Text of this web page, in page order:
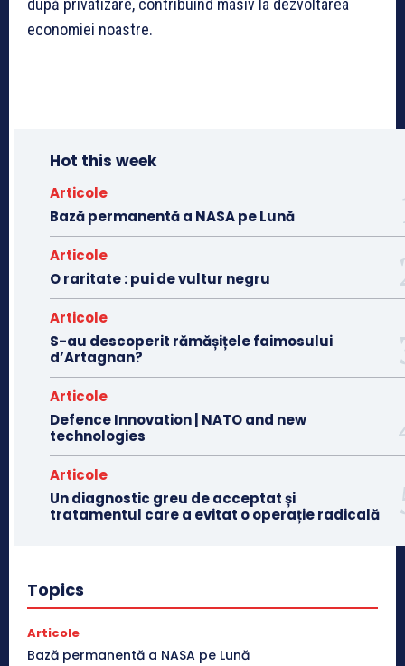
după privatizare, contribuind masiv la dezvoltarea
economiei noastre.
Hot this week
Articole
Bază permanentă a NASA pe Lună
Articole
O raritate : pui de vultur negru
Articole
S-au descoperit rămășițele faimosului
d’Artagnan?
Articole
Defence Innovation | NATO and new
technologies
Articole
Un diagnostic greu de acceptat și
tratamentul care a evitat o operație radicală
Topics
Articole
Bază permanentă a NASA pe Lună